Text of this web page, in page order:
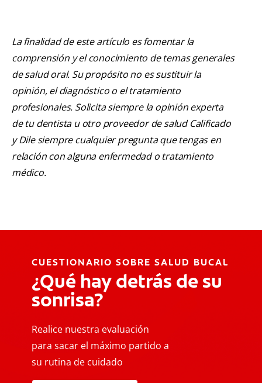
La finalidad de este artículo es fomentar la
comprensión y el conocimiento de temas generales
de salud oral. Su propósito no es sustituir la
opinión, el diagnóstico o el tratamiento
profesionales. Solicita siempre la opinión experta
de tu dentista u otro proveedor de salud Calificado
y Dile siempre cualquier pregunta que tengas en
relación con alguna enfermedad o tratamiento
médico.
CUESTIONARIO SOBRE SALUD BUCAL
¿Qué hay detrás de su
sonrisa?
Realice nuestra evaluación
para sacar el máximo partido a
su rutina de cuidado